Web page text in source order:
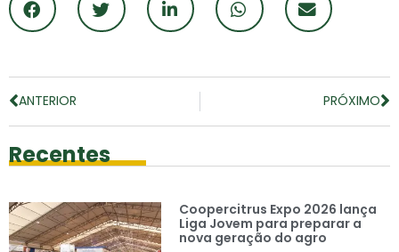
ANTERIOR PRÓXIMO
Recentes
Coopercitrus Expo 2026 lança
Liga Jovem para preparar a
nova geração do agro